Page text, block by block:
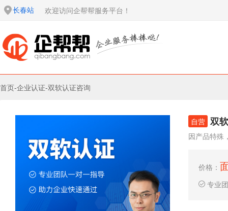
长春站 欢迎访问企帮帮服务平台！
首页-企业认证-双软认证咨询
自营 双
因产品特殊
价格：
专业